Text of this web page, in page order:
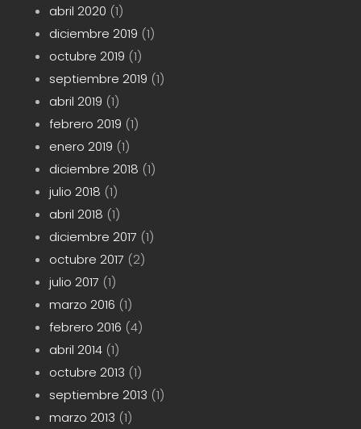
abril 2020 (1)
diciembre 2019 (1)
octubre 2019 (1)
septiembre 2019 (1)
abril 2019 (1)
febrero 2019 (1)
enero 2019 (1)
diciembre 2018 (1)
julio 2018 (1)
abril 2018 (1)
diciembre 2017 (1)
octubre 2017 (2)
julio 2017 (1)
marzo 2016 (1)
febrero 2016 (4)
abril 2014(1)
octubre 2013 (1)
septiembre 2013 (1)
marzo 2013 (1)